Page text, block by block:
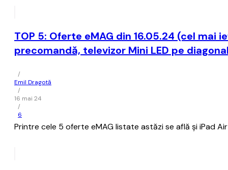
TOP 5: Oferte eMAG din 16.05.24 (cel mai
precomandă, televizor Mini LED pe
/
Emil Dragotă
/
16 mai 24
/
6
Printre cele 5 oferte eMAG listate astăzi se află și iPad